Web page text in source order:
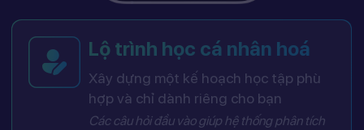
Lộ trình học cá nhân hoá
Xây dựng một kế hoạch học tập phù
hợp và chỉ dành riêng cho bạn
Các câu hỏi đầu vào giúp hệ thống phân tích